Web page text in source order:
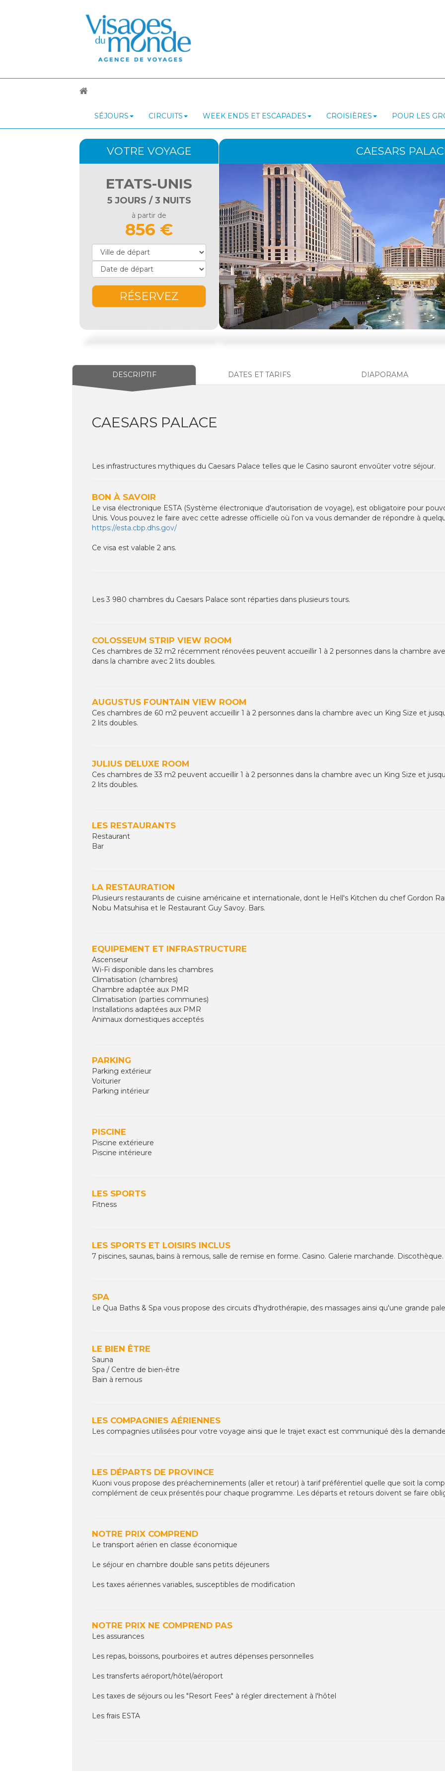
SÉJOURS CIRCUITS WEEK ENDS ET ESCAPADES CROISIÈRES POUR LES
CAESARS
VOTRE VOYAGE
ETATS-UNIS
5 JOURS / 3 NUITS
à partir de
856 €
RÉSERVEZ
DESCRIPTIF DATES ET TARIFS DIAPORAMA
CAESARS PALACE
Les infrastructures mythiques du Caesars Palace telles que le Casino sauront envoûter votre séjour.
BON À SAVOIR
Le visa électronique ESTA (Système électronique d'autorisation de voyage), est obligatoire pour
Unis. Vous pouvez le faire avec cette adresse officielle où l'on va vous demander de répondre à
https://esta.cbp.dhs.gov/
Ce visa est valable 2 ans.
Les 3 980 chambres du Caesars Palace sont réparties dans plusieurs tours.
COLOSSEUM STRIP VIEW ROOM
Ces chambres de 32 m2 récemment rénovées peuvent accueillir 1 à 2 personnes dans la chambre
dans la chambre avec 2 lits doubles.
AUGUSTUS FOUNTAIN VIEW ROOM
Ces chambres de 60 m2 peuvent accueillir 1 à 2 personnes dans la chambre avec un King Size et
2 lits doubles.
JULIUS DELUXE ROOM
Ces chambres de 33 m2 peuvent accueillir 1 à 2 personnes dans la chambre avec un King Size et
2 lits doubles.
LES RESTAURANTS
Restaurant
Bar
LA RESTAURATION
Plusieurs restaurants de cuisine américaine et internationale, dont le Hell's Kitchen du chef Gordon
Nobu Matsuhisa et le Restaurant Guy Savoy. Bars.
EQUIPEMENT ET INFRASTRUCTURE
Ascenseur
Wi-Fi disponible dans les chambres
Climatisation (chambres)
Chambre adaptée aux PMR
Climatisation (parties communes)
Installations adaptées aux PMR
Animaux domestiques acceptés
PARKING
Parking extérieur
Voiturier
Parking intérieur
PISCINE
Piscine extérieure
Piscine intérieure
LES SPORTS
Fitness
LES SPORTS ET LOISIRS INCLUS
7 piscines, saunas, bains à remous, salle de remise en forme. Casino. Galerie marchande. Discothèque.
SPA
Le Qua Baths & Spa vous propose des circuits d'hydrothérapie, des massages ainsi qu'une grande
LE BIEN ÊTRE
Sauna
Spa / Centre de bien-être
Bain à remous
LES COMPAGNIES AÉRIENNES
Les compagnies utilisées pour votre voyage ainsi que le trajet exact est communiqué dès la
LES DÉPARTS DE PROVINCE
Kuoni vous propose des préacheminements (aller et retour) à tarif préférentiel quelle que soit la
complément de ceux présentés pour chaque programme. Les départs et retours doivent se faire
NOTRE PRIX COMPREND
Le transport aérien en classe économique
Le séjour en chambre double sans petits déjeuners
Les taxes aériennes variables, susceptibles de modification
NOTRE PRIX NE COMPREND PAS
Les assurances
Les repas, boissons, pourboires et autres dépenses personnelles
Les transferts aéroport/hôtel/aéroport
Les taxes de séjours ou les "Resort Fees" à régler directement à l'hôtel
Les frais ESTA